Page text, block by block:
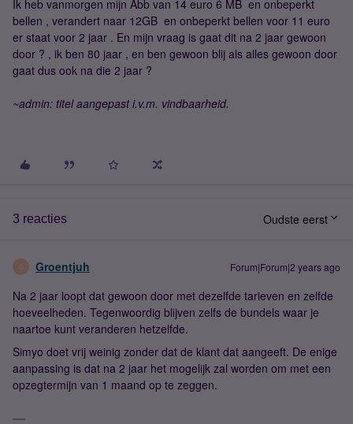
Ik heb vanmorgen mijn Abb van 14 euro 6 MB en onbeperkt
bellen , verandert naar 12GB en onbeperkt bellen voor 11 euro
er staat voor 2 jaar . En mijn vraag is gaat dit na 2 jaar gewoon
door ? , ik ben 80 jaar , en ben gewoon blij als alles gewoon door
gaat dus ook na die 2 jaar ?
~admin: titel aangepast i.v.m. vindbaarheid.
3 reacties Oudste eerst
G Groentjuh Forum|Forum|2 years ago
Na 2 jaar loopt dat gewoon door met dezelfde tarieven en zelfde
hoeveelheden. Tegenwoordig blijven zelfs de bundels waar je
naartoe kunt veranderen hetzelfde.
Simyo doet vrij weinig zonder dat de klant dat aangeeft. De enige
aanpassing is dat na 2 jaar het mogelijk zal worden om met een
opzegtermijn van 1 maand op te zeggen.